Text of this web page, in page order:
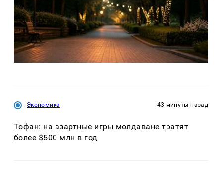
Экономика 43 минуты назад
Тофан: на азартные игры молдаване тратят
более $500 млн в год